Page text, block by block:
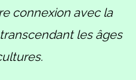
connexion avec la
les âges